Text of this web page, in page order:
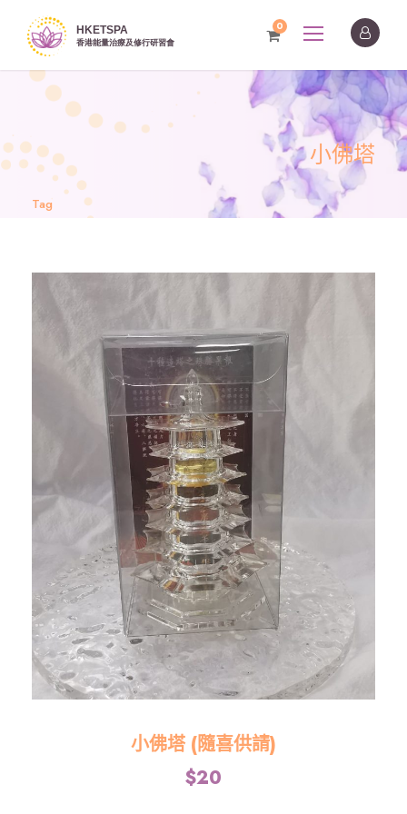
0
Tag
小佛塔
小佛塔 (隨喜供請)
$20